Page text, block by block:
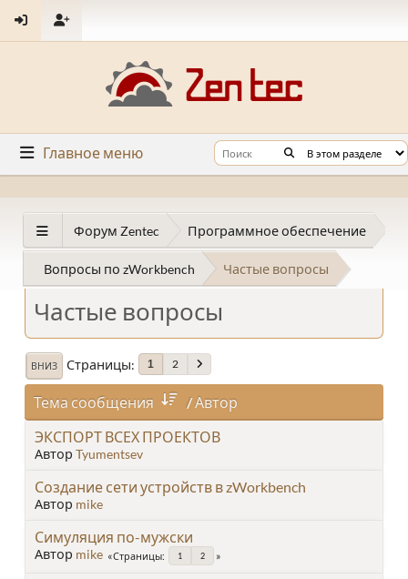
Главное меню
Форум Zentec Программное обеспечение
Вопросы по zWorkbench Частые вопросы
Частые вопросы
ВНИЗ Страницы 1 2
Тема сообщения / Автор
ЭКСПОРТ ВСЕХ ПРОЕКТОВ
Автор Tyumentsev
Создание сети устройств в zWorkbench
Автор mike
Симуляция по-мужски
Автор mike Страницы 1 2